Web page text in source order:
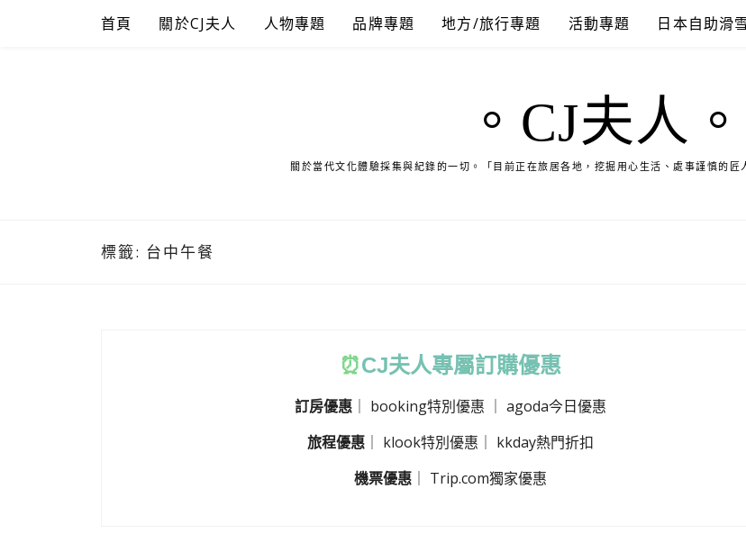
首頁 關於CJ夫人 人物專題 品牌專題 地方/旅行專題 活動專題 日本自助滑
。CJ夫人。
關於當代文化體驗採集與紀錄的一切。「目前正在旅居各地，挖掘用心生活、處事謹慎的匠
標籤: 台中午餐
⏰CJ夫人專屬訂購優惠
訂房優惠｜ booking特別優惠
agoda今日優惠
旅程優惠｜ klook特別優惠
kkday熱門折扣
機票優惠｜ Trip.com獨家優惠